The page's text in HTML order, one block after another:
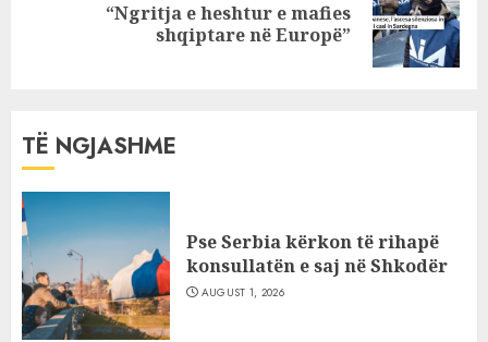
“Ngritja e heshtur e mafies
shqiptare në Europë”
TË NGJASHME
Pse Serbia kërkon të rihapë
konsullatën e saj në Shkodër
AUGUST 1, 2026